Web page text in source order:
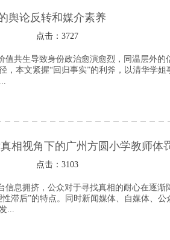
舆论反转和媒介素养
点击： 3727
值共生导致身份政治愈演愈烈，同温层外的
，本文紧握“回归事实”的利斧，以清华学
相视角下的广州方圆小学教师体
点击： 3103
信息拥挤，公众对于寻找真相的耐心在逐
滞后”的特点。同时新闻媒体、自媒体、
...